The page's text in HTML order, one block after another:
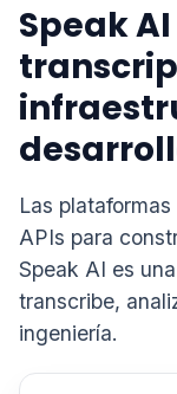
Speak
Las
APIs para
Speak AI es
transcribe,
ingeniería.